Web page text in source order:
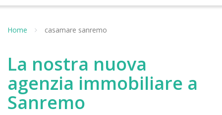
Home casamare sanremo
La nostra nuova
agenzia immobiliare a
Sanremo